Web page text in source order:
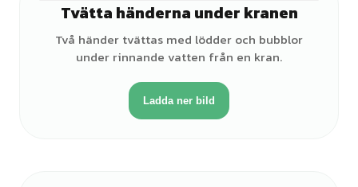
♀
Tvätta händerna under kranen
Två händer tvättas med lödder och bubblor
under rinnande vatten från en kran.
Ladda ner bild